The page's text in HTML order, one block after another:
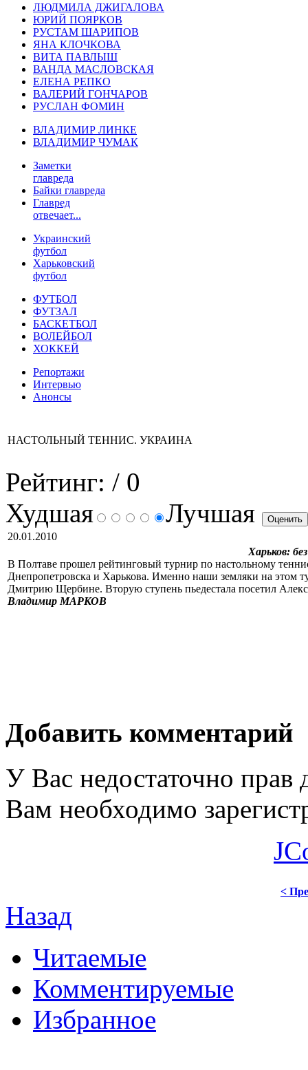
ЛЮДМИЛА ДЖИГАЛОВА
ЮРИЙ ПОЯРКОВ
РУСТАМ ШАРИПОВ
ЯНА КЛОЧКОВА
ВИТА ПАВЛЫШ
ВАНДА МАСЛОВСКАЯ
ЕЛЕНА РЕПКО
ВАЛЕРИЙ ГОНЧАРОВ
РУСЛАН ФОМИН
ВЛАДИМИР ЛИНКЕ
ВЛАДИМИР ЧУМАК
Заметки
главреда
Байки главреда
Главред
отвечает...
Украинский
футбол
Харьковский
футбол
ФУТБОЛ
ФУТЗАЛ
БАСКЕТБОЛ
ВОЛЕЙБОЛ
ХОККЕЙ
Репортажи
Интервью
Анонсы
НАСТОЛЬНЫЙ ТЕННИС. УКРАИНА
Рейтинг: / 0
Худшая
Лучшая
20.01.2010
Харьков:
В Полтаве прошел рейтинговый турнир по настольному
Днепропетровска и Харькова. Именно наши земляки на этом
Дмитрию Щербине. Вторую ступень пьедестала посетил
Владимир МАРКОВ
Добавить комментарий
У Вас недостаточно прав
Вам необходимо
<
Назад
Читаемые
Комментируемые
Избранное